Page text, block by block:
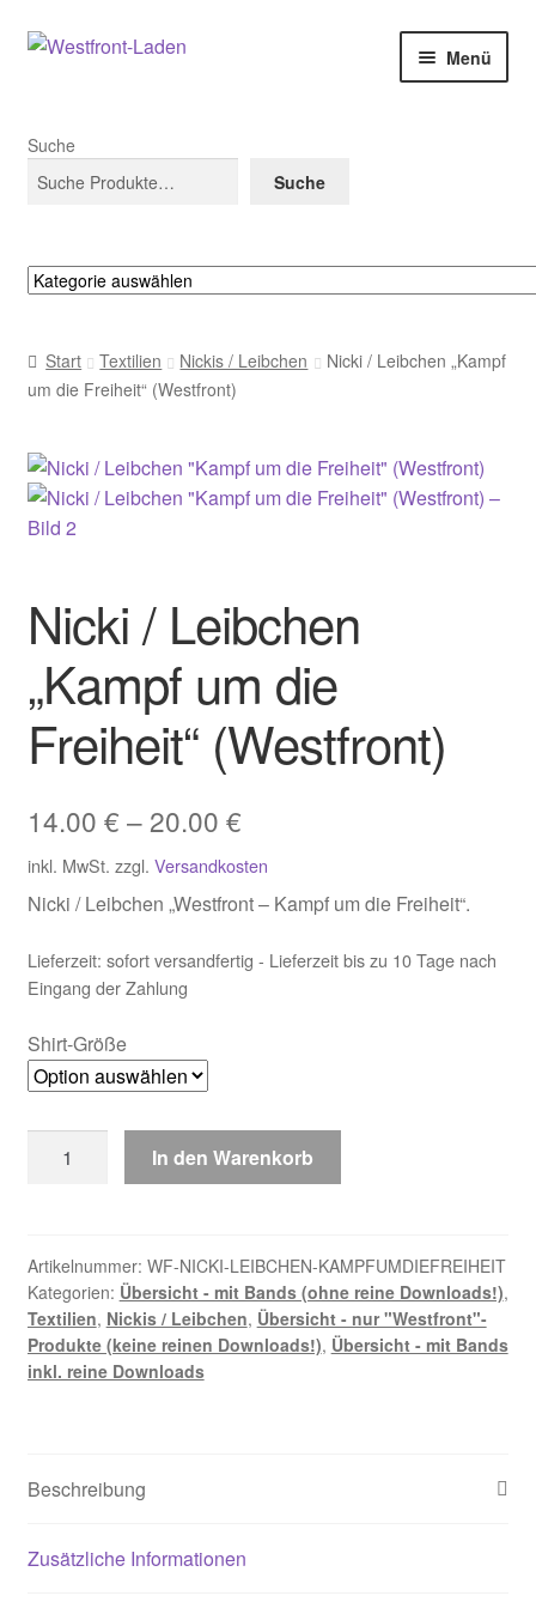
Zur
Zum
Menü
EINKAUFEN (Westfront-Sortiment)
Mein Konto
Warenkorb
Pflegehinweise
E-Mail-Rundbrief
Rechtliches
Suche
Suche
Kategorie
Start Textilien Nickis / Leibchen
Nicki / Leibchen „Kampf
um die Freiheit“ (Westfront)
Nicki / Leibchen
„Kampf um die
Freiheit“ (Westfront)
14.00 € – 20.00 €
inkl. MwSt. zzgl. Versandkosten
Nicki / Leibchen „Westfront – Kampf um die Freiheit“.
Lieferzeit: sofort versandfertig - Lieferzeit bis zu 10 Tage nach
Eingang der Zahlung
Shirt-Größe
um
die
Freiheit"
(Westfront)
Menge
In den Warenkorb
Artikelnummer: WF-NICKI-LEIBCHEN-KAMPFUMDIEFREIHEIT
Kategorien: Übersicht - mit Bands (ohne reine Downloads!),
Textilien, Nickis / Leibchen, Übersicht - nur "Westfront"-
Produkte (keine reinen Downloads!), Übersicht - mit Bands
inkl. reine Downloads
Beschreibung
Zusätzliche Informationen